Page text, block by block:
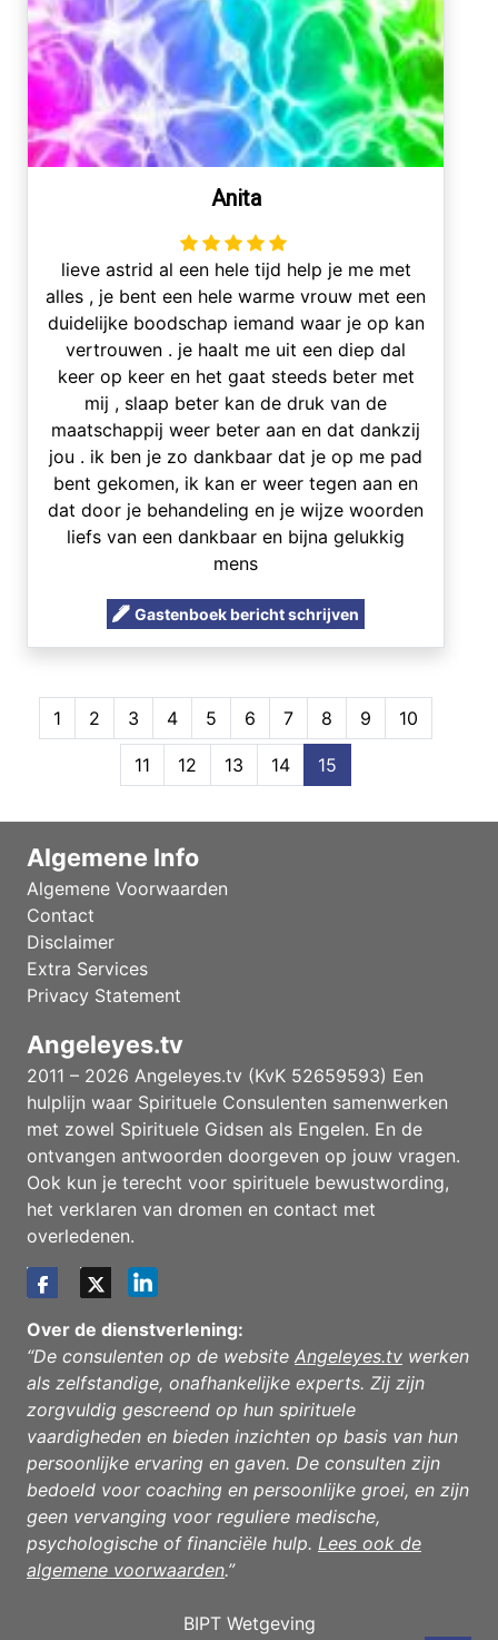
Anita
lieve astrid al een hele tijd help je me met
alles , je bent een hele warme vrouw met een
duidelijke boodschap iemand waar je op kan
vertrouwen . je haalt me uit een diep dal
keer op keer en het gaat steeds beter met
mij , slaap beter kan de druk van de
maatschappij weer beter aan en dat dankzij
jou . ik ben je zo dankbaar dat je op me pad
bent gekomen, ik kan er weer tegen aan en
dat door je behandeling en je wijze woorden
liefs van een dankbaar en bijna gelukkig
mens
Gastenboek bericht schrijven
1 2 3 4 5 6 7 8 9 10
11 12 13 14 15
Algemene Info
Algemene Voorwaarden
Contact
Disclaimer
Extra Services
Privacy Statement
Angeleyes.tv
2011 – 2026 Angeleyes.tv (KvK 52659593) Een
hulplijn waar Spirituele Consulenten samenwerken
met zowel Spirituele Gidsen als Engelen. En de
ontvangen antwoorden doorgeven op jouw vragen.
Ook kun je terecht voor spirituele bewustwording,
het verklaren van dromen en contact met
overledenen.
Over de dienstverlening:
“De consulenten op de website Angeleyes.tv werken
als zelfstandige, onafhankelijke experts. Zij zijn
zorgvuldig gescreend op hun spirituele
vaardigheden en bieden inzichten op basis van hun
persoonlijke ervaring en gaven. De consulten zijn
bedoeld voor coaching en persoonlijke groei, en zijn
geen vervanging voor reguliere medische,
psychologische of financiële hulp. Lees ook de
algemene voorwaarden.”
BIPT Wetgeving